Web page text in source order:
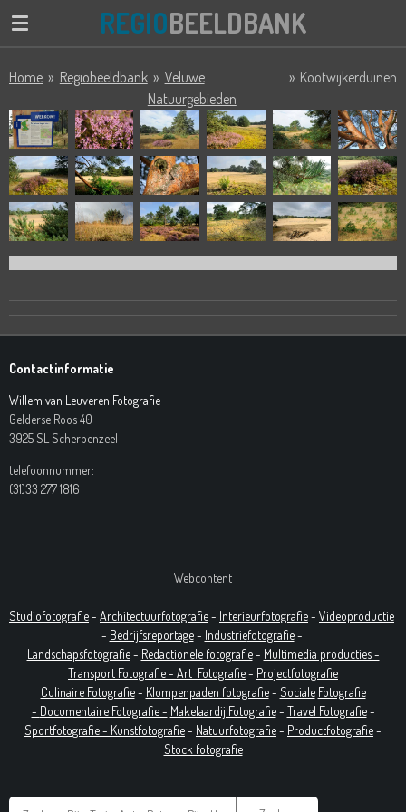
Ga
de
REGIOBEELDBANK
Home » Regiobeeldbank » Veluwe
Natuurgebieden
» Kootwijkerduinen
Contactinformatie
Willem van Leuveren Fotografie
Gelderse Roos 40
3925 SL Scherpenzeel
telefoonnummer:
(31)33 277 1816
Webcontent
Studiofotografie- Architectuurfotografie- Interieurfotografie- Videoproductie
- Bedrijfsreportage- Industriefotografie-
Landschapsfotografie- Redactionele fotografie- Multimedia producties -
Transport Fotografie - Art Fotografie- Projectfotografie
Culinaire Fotografie- Klompenpaden fotografie- Sociale Fotografie
- Documentaire Fotografie- Makelaardij Fotografie- Travel Fotografie-
Sportfotografie - Kunstfotografie- Natuurfotografie- Productfotografie-
Stock fotografie